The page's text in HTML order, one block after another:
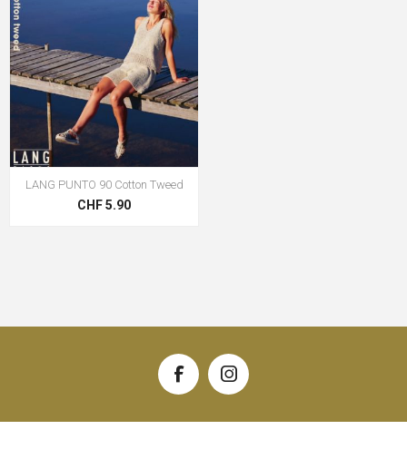
LANG PUNTO 90 Cotton Tweed
CHF 5.90